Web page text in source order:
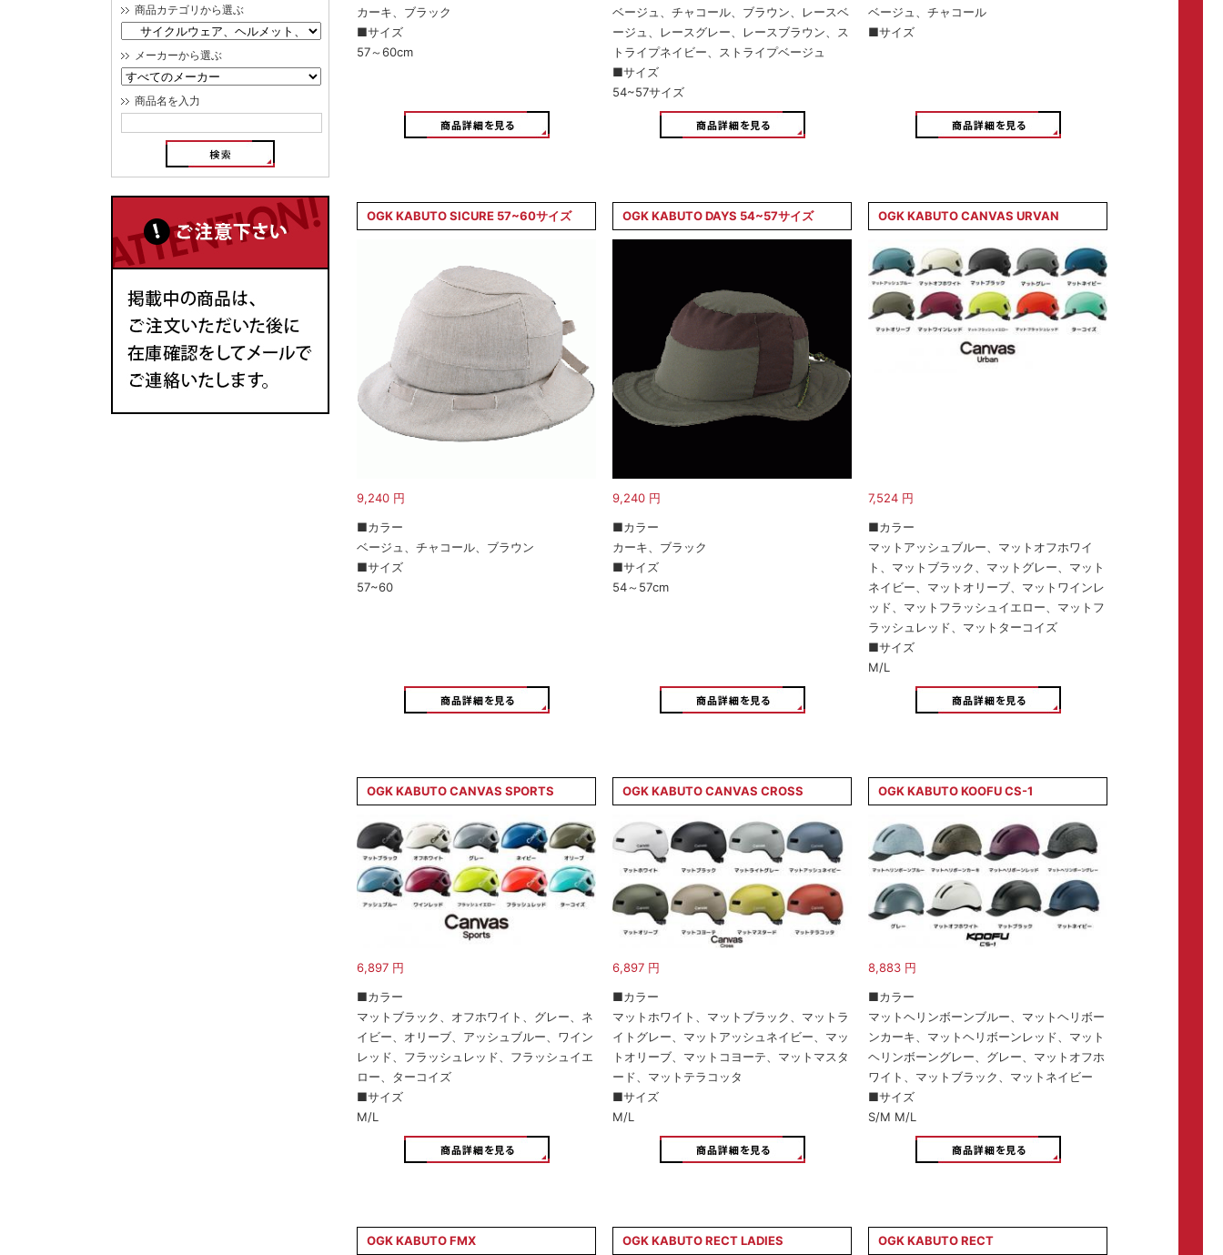
商品カテゴリから選ぶ
メーカーから選ぶ
商品名を入力
カーキ、ブラック
■サイズ
57～60cm
ベージュ、チャコール、ブラウン、レースベ
ージュ、レースグレー、レースブラウン、ス
トライプネイビー、ストライプベージュ
■サイズ
54~57サイズ
ベージュ、チャコール
■サイズ
OGK KABUTO SICURE 57~60サイズ
9,240 円
■カラー
ベージュ、チャコール、ブラウン
■サイズ
57~60
OGK KABUTO DAYS 54~57サイズ
9,240 円
■カラー
カーキ、ブラック
■サイズ
54～57cm
OGK KABUTO CANVAS URVAN
7,524 円
■カラー
マットアッシュブルー、マットオフホワイ
ト、マットブラック、マットグレー、マット
ネイビー、マットオリーブ、マットワインレ
ッド、マットフラッシュイエロー、マットフ
ラッシュレッド、マットターコイズ
■サイズ
M/L
OGK KABUTO CANVAS SPORTS
6,897 円
■カラー
マットブラック、オフホワイト、グレー、ネ
イビー、オリーブ、アッシュブルー、ワイン
レッド、フラッシュレッド、フラッシュイエ
ロー、ターコイズ
■サイズ
M/L
OGK KABUTO CANVAS CROSS
6,897 円
■カラー
マットホワイト、マットブラック、マットラ
イトグレー、マットアッシュネイビー、マッ
トオリーブ、マットコヨーテ、マットマスタ
ード、マットテラコッタ
■サイズ
M/L
OGK KABUTO KOOFU CS-1
8,883 円
■カラー
マットヘリンボーンブルー、マットヘリボー
ンカーキ、マットヘリボーンレッド、マット
ヘリンボーングレー、グレー、マットオフホ
ワイト、マットブラック、マットネイビー
■サイズ
S/M M/L
OGK KABUTO FMX OGK KABUTO RECT LADIES OGK KABUTO RECT